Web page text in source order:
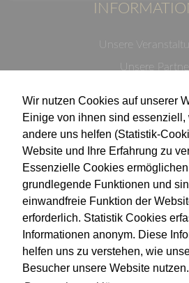
Wir nutzen Cookies auf unserer
Einige von ihnen sind essenziell,
andere uns helfen (Statistik-
Website und Ihre Erfahrung zu
Essenzielle Cookies ermöglichen
grundlegende Funktionen und
einwandfreie Funktion der
erforderlich. Statistik Cookies
Informationen anonym. Diese
helfen uns zu verstehen, wie
Besucher unsere Website nutzen.
Unsere
Unsere
Impressum
Wir treten für einen
Alkohol ein.
Weingut
Eugen-Nägele-Straße 23-
info@kistenmacher-